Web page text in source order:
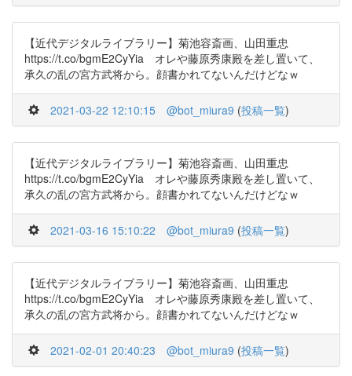
【近代デジタルライブラリー】菊池容斎画、山田重忠
https://t.co/bgmE2CyYia オレや藤原秀康殿を差し置いて、
承久の乱の宮方武将から。顔書かれてないんだけどなｗ
2021-03-22 12:10:15 @bot_miura9 (投稿一覧)
【近代デジタルライブラリー】菊池容斎画、山田重忠
https://t.co/bgmE2CyYia オレや藤原秀康殿を差し置いて、
承久の乱の宮方武将から。顔書かれてないんだけどなｗ
2021-03-16 15:10:22 @bot_miura9 (投稿一覧)
【近代デジタルライブラリー】菊池容斎画、山田重忠
https://t.co/bgmE2CyYia オレや藤原秀康殿を差し置いて、
承久の乱の宮方武将から。顔書かれてないんだけどなｗ
2021-02-01 20:40:23 @bot_miura9 (投稿一覧)